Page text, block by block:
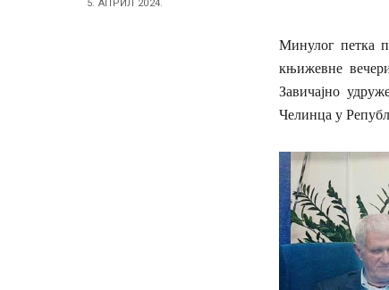
5. АПРИЛ 2024.
Минулог петка
књижевне
Завичајно
Челинца у